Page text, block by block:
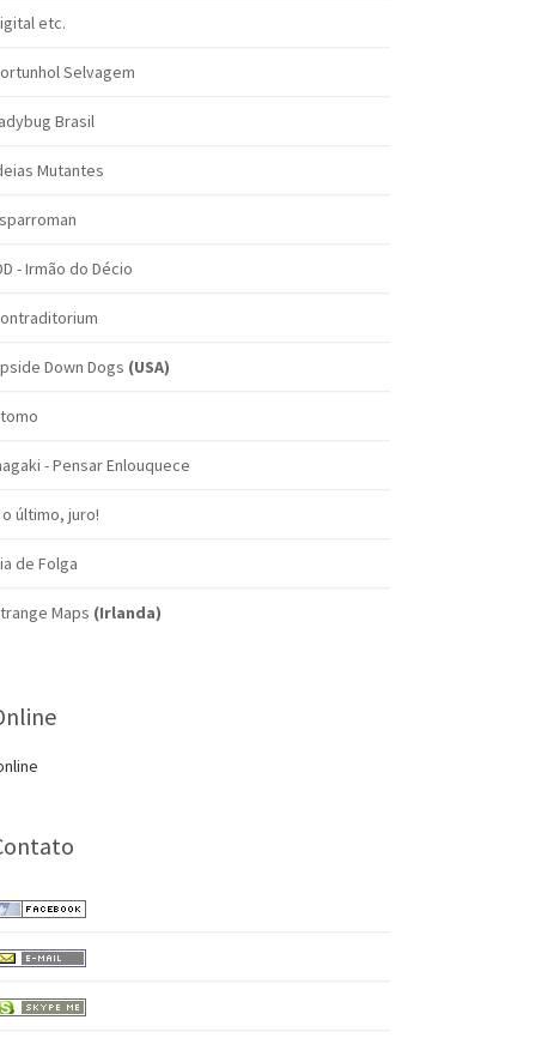
etc.
Selvagem
Brasil
Mutantes
- Irmão do Décio
Down Dogs (USA)
- Pensar Enlouquece
o último, juro!
de Folga
Maps (Irlanda)